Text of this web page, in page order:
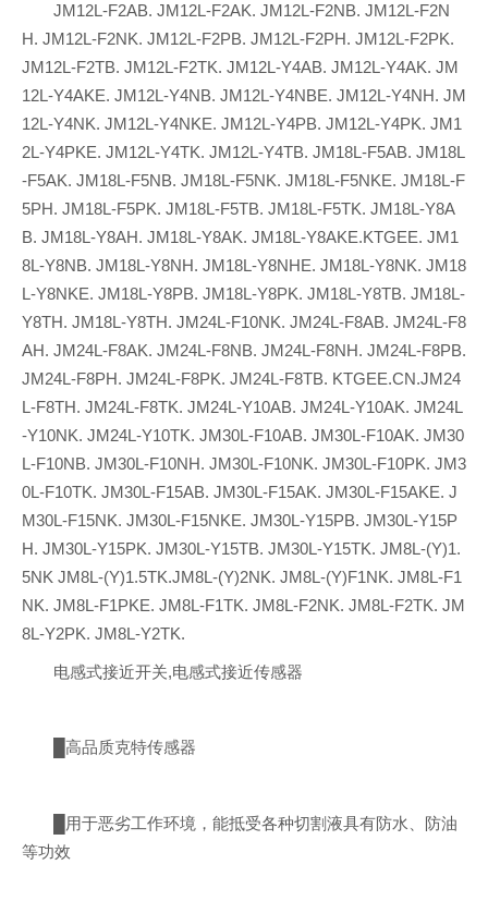
JM12L-F2AB. JM12L-F2AK. JM12L-F2NB. JM12L-F2N
H. JM12L-F2NK. JM12L-F2PB. JM12L-F2PH. JM12L-F2PK.
JM12L-F2TB. JM12L-F2TK. JM12L-Y4AB. JM12L-Y4AK. JM
12L-Y4AKE. JM12L-Y4NB. JM12L-Y4NBE. JM12L-Y4NH. JM
12L-Y4NK. JM12L-Y4NKE. JM12L-Y4PB. JM12L-Y4PK. JM1
2L-Y4PKE. JM12L-Y4TK. JM12L-Y4TB. JM18L-F5AB. JM18L
-F5AK. JM18L-F5NB. JM18L-F5NK. JM18L-F5NKE. JM18L-F
5PH. JM18L-F5PK. JM18L-F5TB. JM18L-F5TK. JM18L-Y8A
B. JM18L-Y8AH. JM18L-Y8AK. JM18L-Y8AKE.KTGEE. JM1
8L-Y8NB. JM18L-Y8NH. JM18L-Y8NHE. JM18L-Y8NK. JM18
L-Y8NKE. JM18L-Y8PB. JM18L-Y8PK. JM18L-Y8TB. JM18L-
Y8TH. JM18L-Y8TH. JM24L-F10NK. JM24L-F8AB. JM24L-F8
AH. JM24L-F8AK. JM24L-F8NB. JM24L-F8NH. JM24L-F8PB.
JM24L-F8PH. JM24L-F8PK. JM24L-F8TB. KTGEE.CN.JM24
L-F8TH. JM24L-F8TK. JM24L-Y10AB. JM24L-Y10AK. JM24L
-Y10NK. JM24L-Y10TK. JM30L-F10AB. JM30L-F10AK. JM30
L-F10NB. JM30L-F10NH. JM30L-F10NK. JM30L-F10PK. JM3
0L-F10TK. JM30L-F15AB. JM30L-F15AK. JM30L-F15AKE. J
M30L-F15NK. JM30L-F15NKE. JM30L-Y15PB. JM30L-Y15P
H. JM30L-Y15PK. JM30L-Y15TB. JM30L-Y15TK. JM8L-(Y)1.
5NK JM8L-(Y)1.5TK.JM8L-(Y)2NK. JM8L-(Y)F1NK. JM8L-F1
NK. JM8L-F1PKE. JM8L-F1TK. JM8L-F2NK. JM8L-F2TK. JM
8L-Y2PK. JM8L-Y2TK.
电感式接近开关,电感式接近传感器
█高品质克特传感器
█用于恶劣工作环境，能抵受各种切割液具有防水、防油
等功效